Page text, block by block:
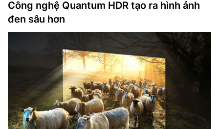
Công nghệ Quantum HDR tạo ra hình ảnh
đen sâu hơn